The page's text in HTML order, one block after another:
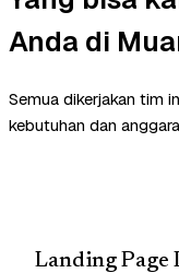
Anda di
Semua dikerjakan tim
kebutuhan dan
Landing Page